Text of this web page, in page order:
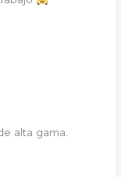
alta gama.